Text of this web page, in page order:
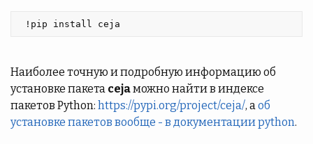
!pip install ceja
Наиболее точную и подробную информацию об
установке пакета cejaможно найти в индексе
пакетов Python: https://pypi.org/project/ceja/, аоб
установке пакетов вообще - в документации python.